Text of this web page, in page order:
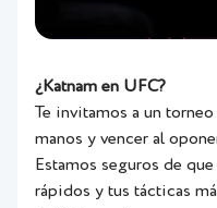
¿Katnam en UFC?
Te invitamos a un
manos y vencer al
Estamos seguros de que
rápidos y tus tácticas